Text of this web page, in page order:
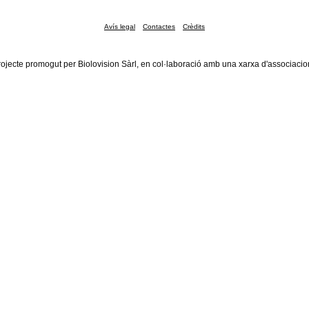
Avís legal Contactes Crèdits
promogut per Biolovision Sàrl, en col·laboració amb una xarxa